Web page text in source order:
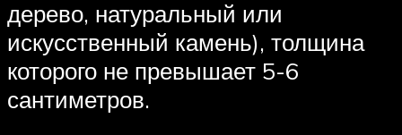
дерево, натуральный или
искусственный камень), толщина
которого не превышает 5-6
сантиметров.